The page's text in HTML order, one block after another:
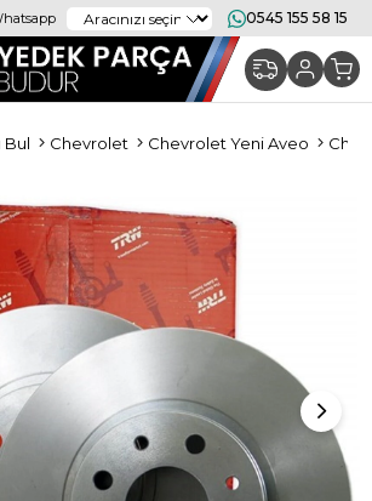
0545 155 58 15
Bul Chevrolet Chevrolet Yeni Aveo